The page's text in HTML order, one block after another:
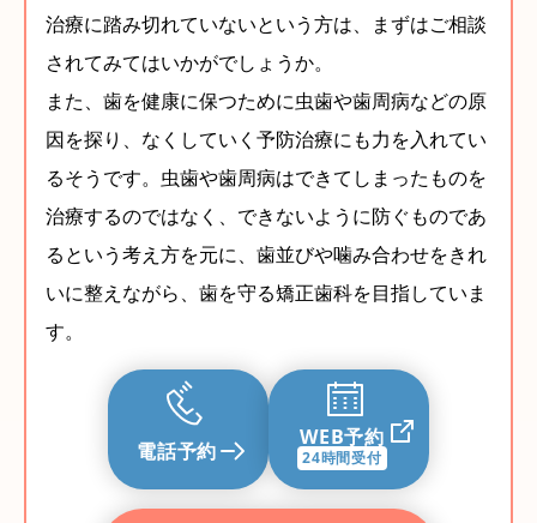
治療に踏み切れていないという方は、まずはご相談
されてみてはいかがでしょうか。
また、歯を健康に保つために虫歯や歯周病などの原
因を探り、なくしていく予防治療にも力を入れてい
るそうです。虫歯や歯周病はできてしまったものを
治療するのではなく、できないように防ぐものであ
るという考え方を元に、歯並びや噛み合わせをきれ
いに整えながら、歯を守る矯正歯科を目指していま
す。
電話予約
WEB予約
24時間受付